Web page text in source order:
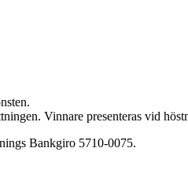
Vinnare presenteras vid
Bankgiro 5710-0075.